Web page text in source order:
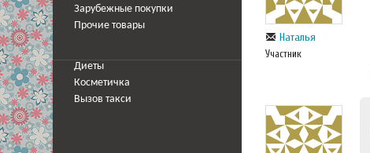
Зарубежные покупки
Прочие товары
Диеты
Косметичка
Вызов такси
Наталья
Участник